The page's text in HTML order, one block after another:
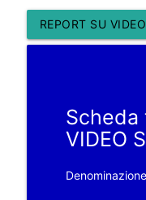
REPORT SU
Scheda
VIDEO
Denominazione